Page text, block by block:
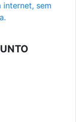
internet, sem